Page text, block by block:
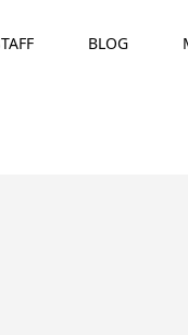
BLOG